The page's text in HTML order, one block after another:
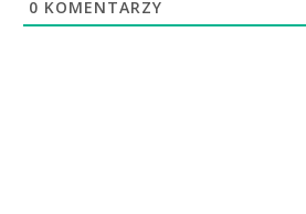
0 KOMENTARZY